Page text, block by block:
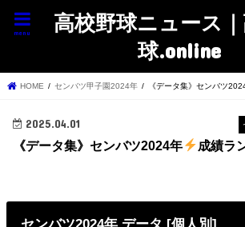
高校野球ニュース
球.online
menu
HOME センバツ甲子園2024年 《データ集》センバツ
2025.04.01
《データ集》センバツ2024年 成績ラ
センバツ2024年 データ [個人別]